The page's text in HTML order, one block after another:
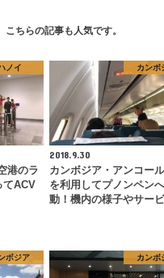
こちらの記事も人気です。
ノイ
港のラ
てACV
カンボ
2018.9.30
カンボジア・アンコー
を利用してプノンペン
動！機内の様子やサー
ボジア カンボ